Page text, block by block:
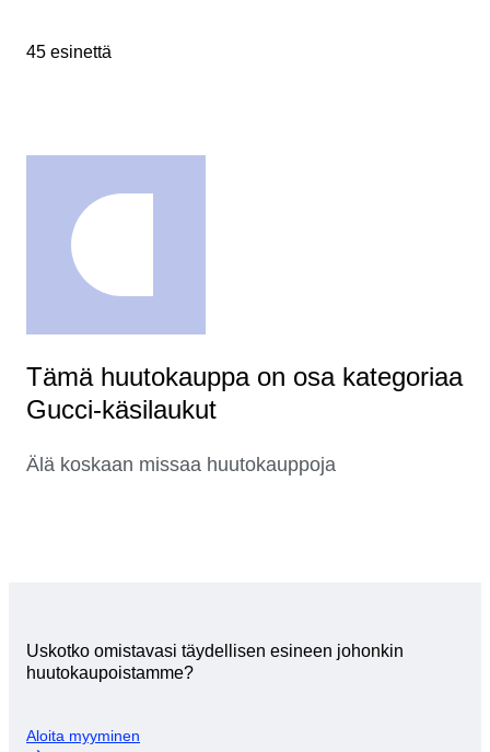
45 esinettä
Tämä huutokauppa on osa kategoriaa
Gucci-käsilaukut
Älä koskaan missaa huutokauppoja
Uskotko omistavasi täydellisen esineen johonkin
huutokaupoistamme?
Aloita myyminen